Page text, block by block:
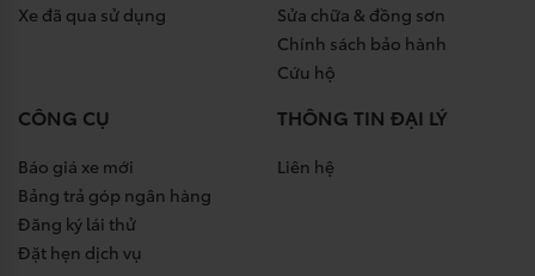
Xe đã qua sử dụng
Sửa chữa & đồng sơn
Chính sách bảo hành
Cứu hộ
CÔNG CỤ
Báo giá xe mới
Bảng trả góp ngân hàng
Đăng ký lái thử
Đặt hẹn dịch vụ
THÔNG TIN ĐẠI LÝ
Liên hệ